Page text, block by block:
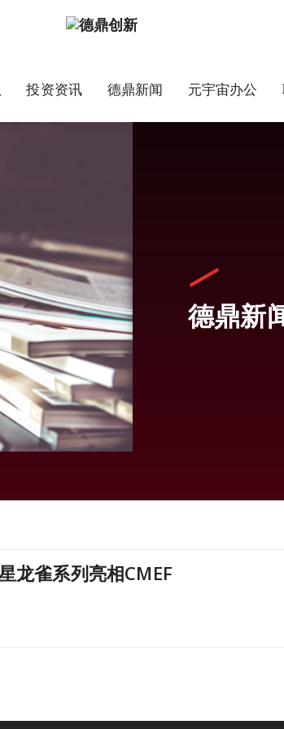
投资资讯 德鼎新闻 元宇宙办公
德鼎新
龙雀系列亮相CMEF